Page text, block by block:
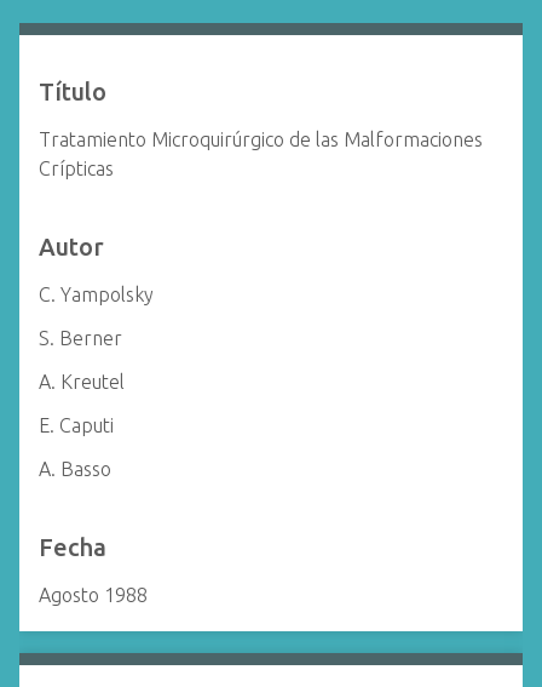
Título
Tratamiento Microquirúrgico de las Malformaciones
Crípticas
Autor
C. Yampolsky
S. Berner
A. Kreutel
E. Caputi
A. Basso
Fecha
Agosto 1988